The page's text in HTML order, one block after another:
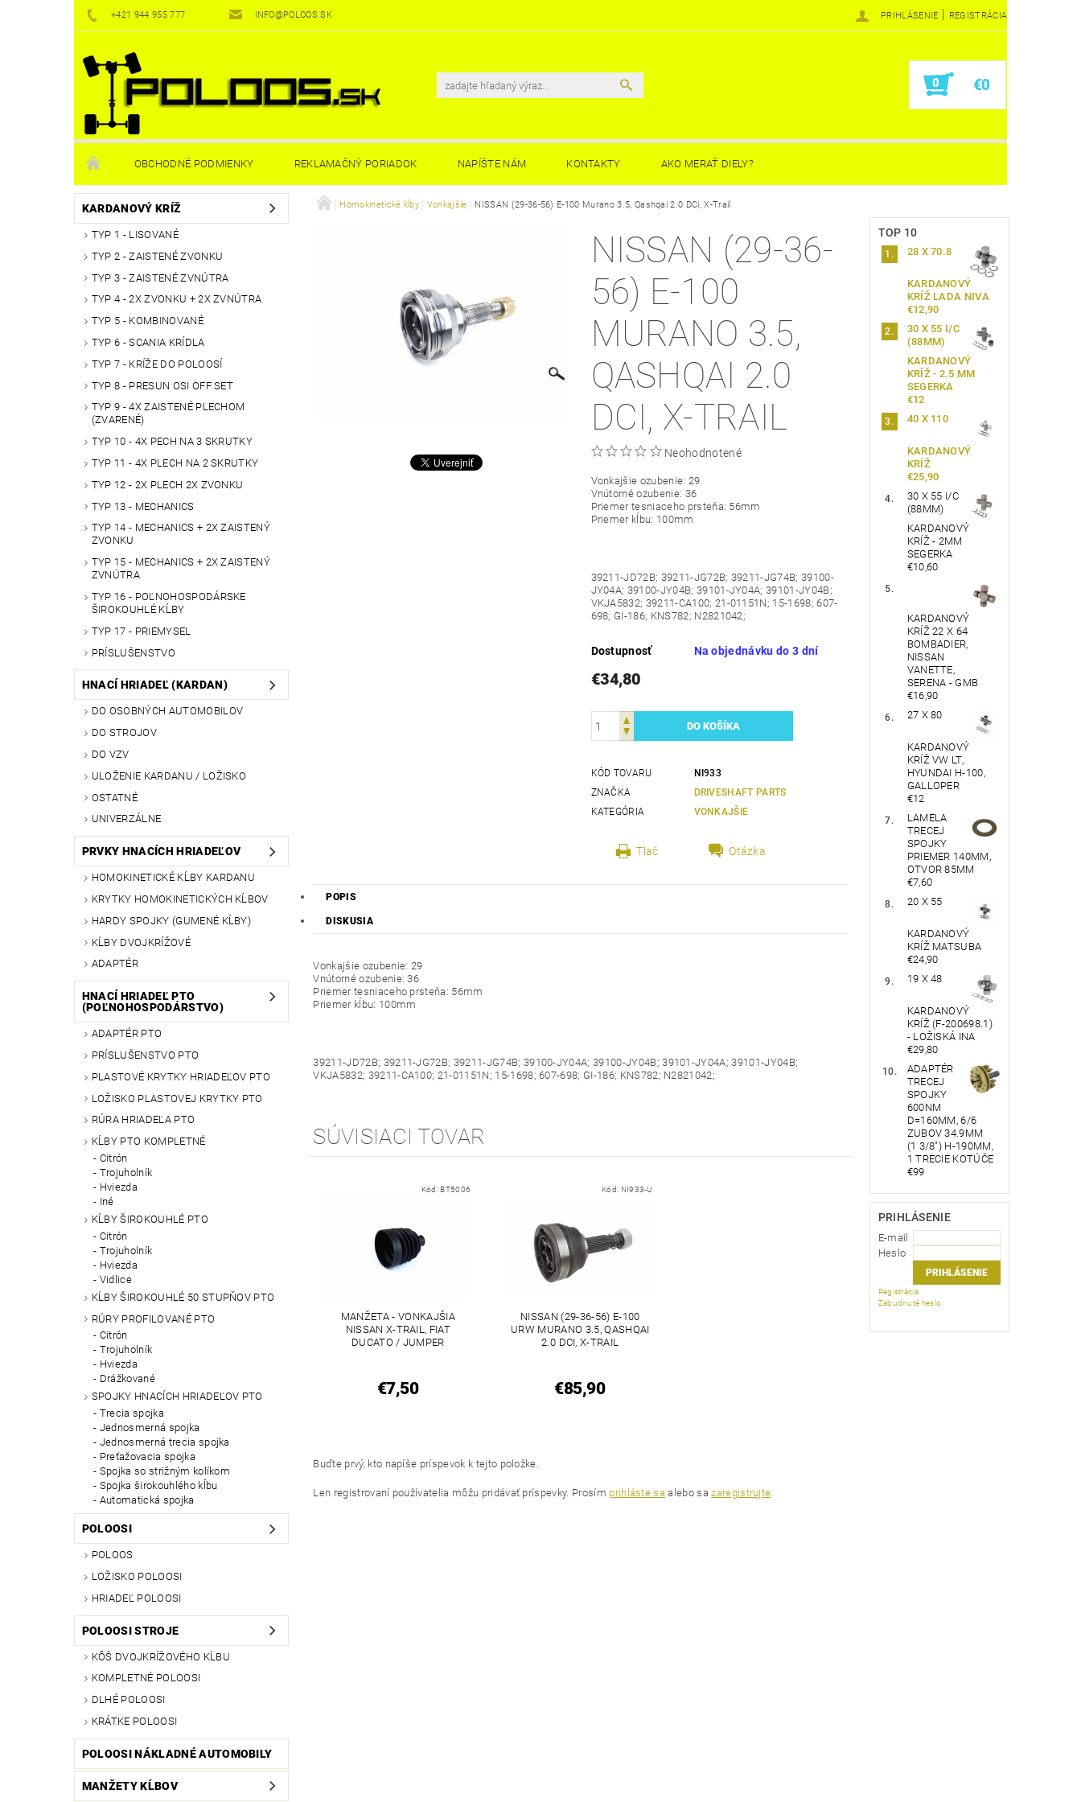
+421 944 955 777 INFO@POLOOS.SK PRIHLÁSENIE | REGISTRÁCIA
0 €0
OBCHODNÉ PODMIENKY REKLAMAČNÝ PORIADOK NAPÍŠTE NÁM KONTAKTY AKO MERAŤ DIELY?
KARDANOVÝ KRÍŽ
TYP 1 - LISOVANÉ
TYP 2 - ZAISTENÉ ZVONKU
TYP 3 - ZAISTENÉ ZVNÚTRA
TYP 4 - 2X ZVONKU + 2X ZVNÚTRA
TYP 5 - KOMBINOVANÉ
TYP 6 - SCANIA KRÍDLA
TYP 7 - KRÍŽE DO POLOOSÍ
TYP 8 - PRESUN OSI OFF SET
TYP 9 - 4X ZAISTENÉ PLECHOM
(ZVARENÉ)
TYP 10 - 4X PECH NA 3 SKRUTKY
TYP 11 - 4X PLECH NA 2 SKRUTKY
TYP 12 - 2X PLECH 2X ZVONKU
TYP 13 - MECHANICS
TYP 14 - MECHANICS + 2X ZAISTENÝ
ZVONKU
TYP 15 - MECHANICS + 2X ZAISTENÝ
ZVNÚTRA
TYP 16 - POĽNOHOSPODÁRSKE
ŠIROKOUHLÉ KĹBY
TYP 17 - PRIEMYSEL
PRÍSLUŠENSTVO
HNACÍ HRIADEĽ (KARDAN)
DO OSOBNÝCH AUTOMOBILOV
DO STROJOV
DO VZV
ULOŽENIE KARDANU / LOŽISKO
OSTATNÉ
UNIVERZÁLNE
PRVKY HNACÍCH HRIADEĽOV
HOMOKINETICKÉ KĹBY KARDANU
KRYTKY HOMOKINETICKÝCH KĹBOV
HARDY SPOJKY (GUMENÉ KĹBY)
KĹBY DVOJKRÍŽOVÉ
ADAPTÉR
HNACÍ HRIADEĽ PTO
(POĽNOHOSPODÁRSTVO)
ADAPTÉR PTO
PRÍSLUŠENSTVO PTO
PLASTOVÉ KRYTKY HRIADEĽOV PTO
LOŽISKO PLASTOVEJ KRYTKY PTO
RÚRA HRIADEĽA PTO
KĹBY PTO KOMPLETNÉ
Citrón
Trojuholník
Hviezda
Iné
KĹBY ŠIROKOUHLÉ PTO
Citrón
Trojuholník
Hviezda
Vidlice
KĹBY ŠIROKOUHLÉ 50 STUPŇOV PTO
RÚRY PROFILOVANÉ PTO
Citrón
Trojuholník
Hviezda
Drážkované
SPOJKY HNACÍCH HRIADEĽOV PTO
Trecia spojka
Jednosmerná spojka
Jednosmerná trecia spojka
Preťažovacia spojka
Spojka so strižným kolíkom
Spojka širokouhlého kĺbu
Automatická spojka
POLOOSI
POLOOS
LOŽISKO POLOOSI
HRIADEĽ POLOOSI
POLOOSI STROJE
KÔŠ DVOJKRÍŽOVÉHO KĹBU
KOMPLETNÉ POLOOSI
DLHÉ POLOOSI
KRÁTKE POLOOSI
POLOOSI NÁKLADNÉ AUTOMOBILY
MANŽETY KĹBOV
Homokinetické kĺby Vonkajšie NISSAN (29-36-56) E-100 Murano 3.5, Qashqai 2.0 DCi, X-Trail
NISSAN (29-36-
56) E-100
MURANO 3.5,
QASHQAI 2.0
DCI, X-TRAIL
Neohodnotené
Vonkajšie ozubenie: 29
Vnútorné ozubenie: 36
Priemer tesniaceho prsteňa: 56mm
Priemer kĺbu: 100mm
39211-JD72B; 39211-JG72B; 39211-JG74B; 39100-
JY04A; 39100-JY04B; 39101-JY04A; 39101-JY04B;
VKJA5832; 39211-CA100; 21-01151N; 15-1698; 607-
698; GI-186; KNS782; N2821042;
Dostupnosť Na objednávku do 3 dní
€34,80
KÓD TOVARU
NI933
ZNAČKA
DRIVESHAFT PARTS
KATEGÓRIA
VONKAJŠIE
Tlač Otázka
POPIS
DISKUSIA
Vonkajšie ozubenie: 29
Vnútorné ozubenie: 36
Priemer tesniaceho prsteňa: 56mm
Priemer kĺbu: 100mm
39211-JD72B; 39211-JG72B; 39211-JG74B; 39100-JY04A; 39100-JY04B; 39101-JY04A; 39101-JY04B;
VKJA5832; 39211-CA100; 21-01151N; 15-1698; 607-698; GI-186; KNS782; N2821042;
SÚVISIACI TOVAR
Kód: BT5006
MANŽETA - VONKAJŠIA
NISSAN X-TRAIL, FIAT
DUCATO / JUMPER
€7,50
Kód: NI933-U
NISSAN (29-36-56) E-100
URW MURANO 3.5, QASHQAI
2.0 DCI, X-TRAIL
€85,90
Buďte prvý, kto napíše príspevok k tejto položke.
Len registrovaní používatelia môžu pridávať príspevky. Prosím prihláste sa alebo sazaregistrujte.
TOP 10
28 X 70.8
KARDANOVÝ
KRÍŽ LADA NIVA
€12,90
30 X 55 I/C
(88MM)
KARDANOVÝ
KRÍŽ - 2.5 MM
SEGERKA
€12
40 X 110
KARDANOVÝ
KRÍŽ
€25,90
30 X 55 I/C
(88MM)
KARDANOVÝ
KRÍŽ - 2MM
SEGERKA
€10,60
KARDANOVÝ
KRÍŽ 22 X 64
BOMBADIER,
NISSAN
VANETTE,
SERENA - GMB
€16,90
27 X 80
KARDANOVÝ
KRÍŽ VW LT,
HYUNDAI H-100,
GALLOPER
€12
LAMELA
TRECEJ
SPOJKY
PRIEMER 140MM,
OTVOR 85MM
€7,60
20 X 55
KARDANOVÝ
KRÍŽ MATSUBA
€24,90
19 X 48
KARDANOVÝ
KRÍŽ (F-200698.1)
- LOŽISKÁ INA
€29,80
ADAPTÉR
TRECEJ
SPOJKY
600NM
D=160MM, 6/6
ZUBOV 34.9MM
(1 3/8") H-190MM,
1 TRECIE KOTÚČE
€99
PRIHLÁSENIE
E-mail
Heslo
Registrácia
Zabudnuté heslo